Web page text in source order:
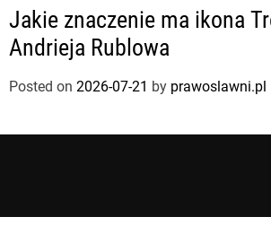
Jakie znaczenie ma ikona
Andrieja Rublowa
Posted on 2026-07-21 by prawoslawni.pl